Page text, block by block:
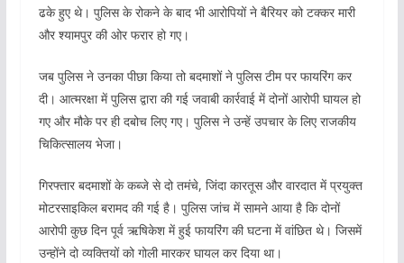
ढके हुए थे। पुलिस के रोकने के बाद भी आरोपियों ने बैरियर को टक्कर मारी
और श्यामपुर की ओर फरार हो गए।
जब पुलिस ने उनका पीछा किया तो बदमाशों ने पुलिस टीम पर फायरिंग कर
दी। आत्मरक्षा में पुलिस द्वारा की गई जवाबी कार्रवाई में दोनों आरोपी घायल हो
गए और मौके पर ही दबोच लिए गए। पुलिस ने उन्हें उपचार के लिए राजकीय
चिकित्सालय भेजा।
गिरफ्तार बदमाशों के कब्जे से दो तमंचे, जिंदा कारतूस और वारदात में प्रयुक्त
मोटरसाइकिल बरामद की गई है। पुलिस जांच में सामने आया है कि दोनों
आरोपी कुछ दिन पूर्व ऋषिकेश में हुई फायरिंग की घटना में वांछित थे। जिसमें
उन्होंने दो व्यक्तियों को गोली मारकर घायल कर दिया था।